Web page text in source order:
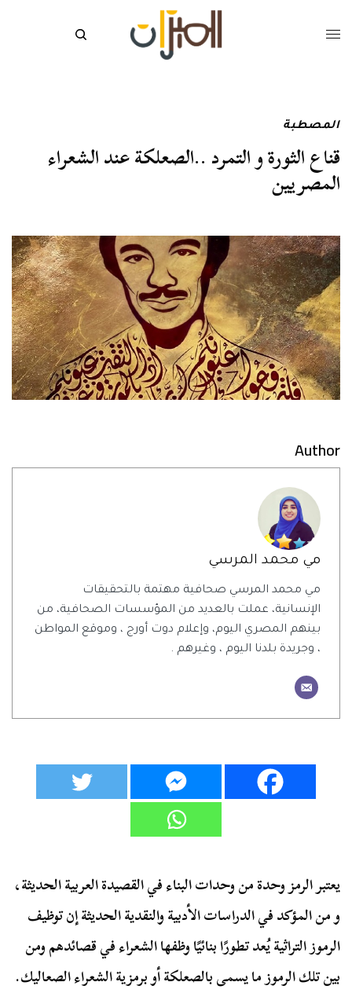
المصطبة
قناع الثورة و التمرد ..الصعلكة عند الشعراء
المصريين
Author
مي محمد المرسي
مي محمد المرسي صحافية مهتمة بالتحقيقات
الإنسانية، عملت بالعديد من المؤسسات الصحافية، من
بينهم المصري اليوم، وإعلام دوت أورج ، وموقع المواطن
، وجريدة بلدنا اليوم ، وغيرهم .
يعتبر الرمز وحدة من وحدات البناء في القصيدة العربية الحديثة،
و من المؤكد في الدراسات الأدبية والنقدية الحديثة إن توظيف
الرموز التراثية يُعد تطورًا بنائيًا وظفها الشعراء في قصائدهم ومن
بين تلك الرموز ما يسمى بالصعلكة أو برمزية الشعراء الصعاليك.